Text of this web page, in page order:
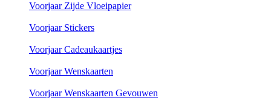
Voorjaar Zijde Vloeipapier
Voorjaar Stickers
Voorjaar Cadeaukaartjes
Voorjaar Wenskaarten
Voorjaar Wenskaarten Gevouwen